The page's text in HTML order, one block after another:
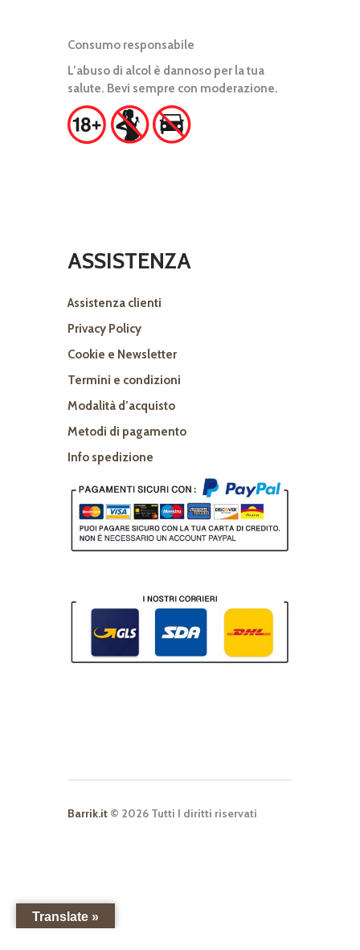
Consumo responsabile
L’abuso di alcol è dannoso per la tua
salute. Bevi sempre con moderazione.
ASSISTENZA
Assistenza clienti
Privacy Policy
Cookie e Newsletter
Termini e condizioni
Modalità d’acquisto
Metodi di pagamento
Info spedizione
Barrik.it © 2026 Tutti I diritti riservati
Translate »